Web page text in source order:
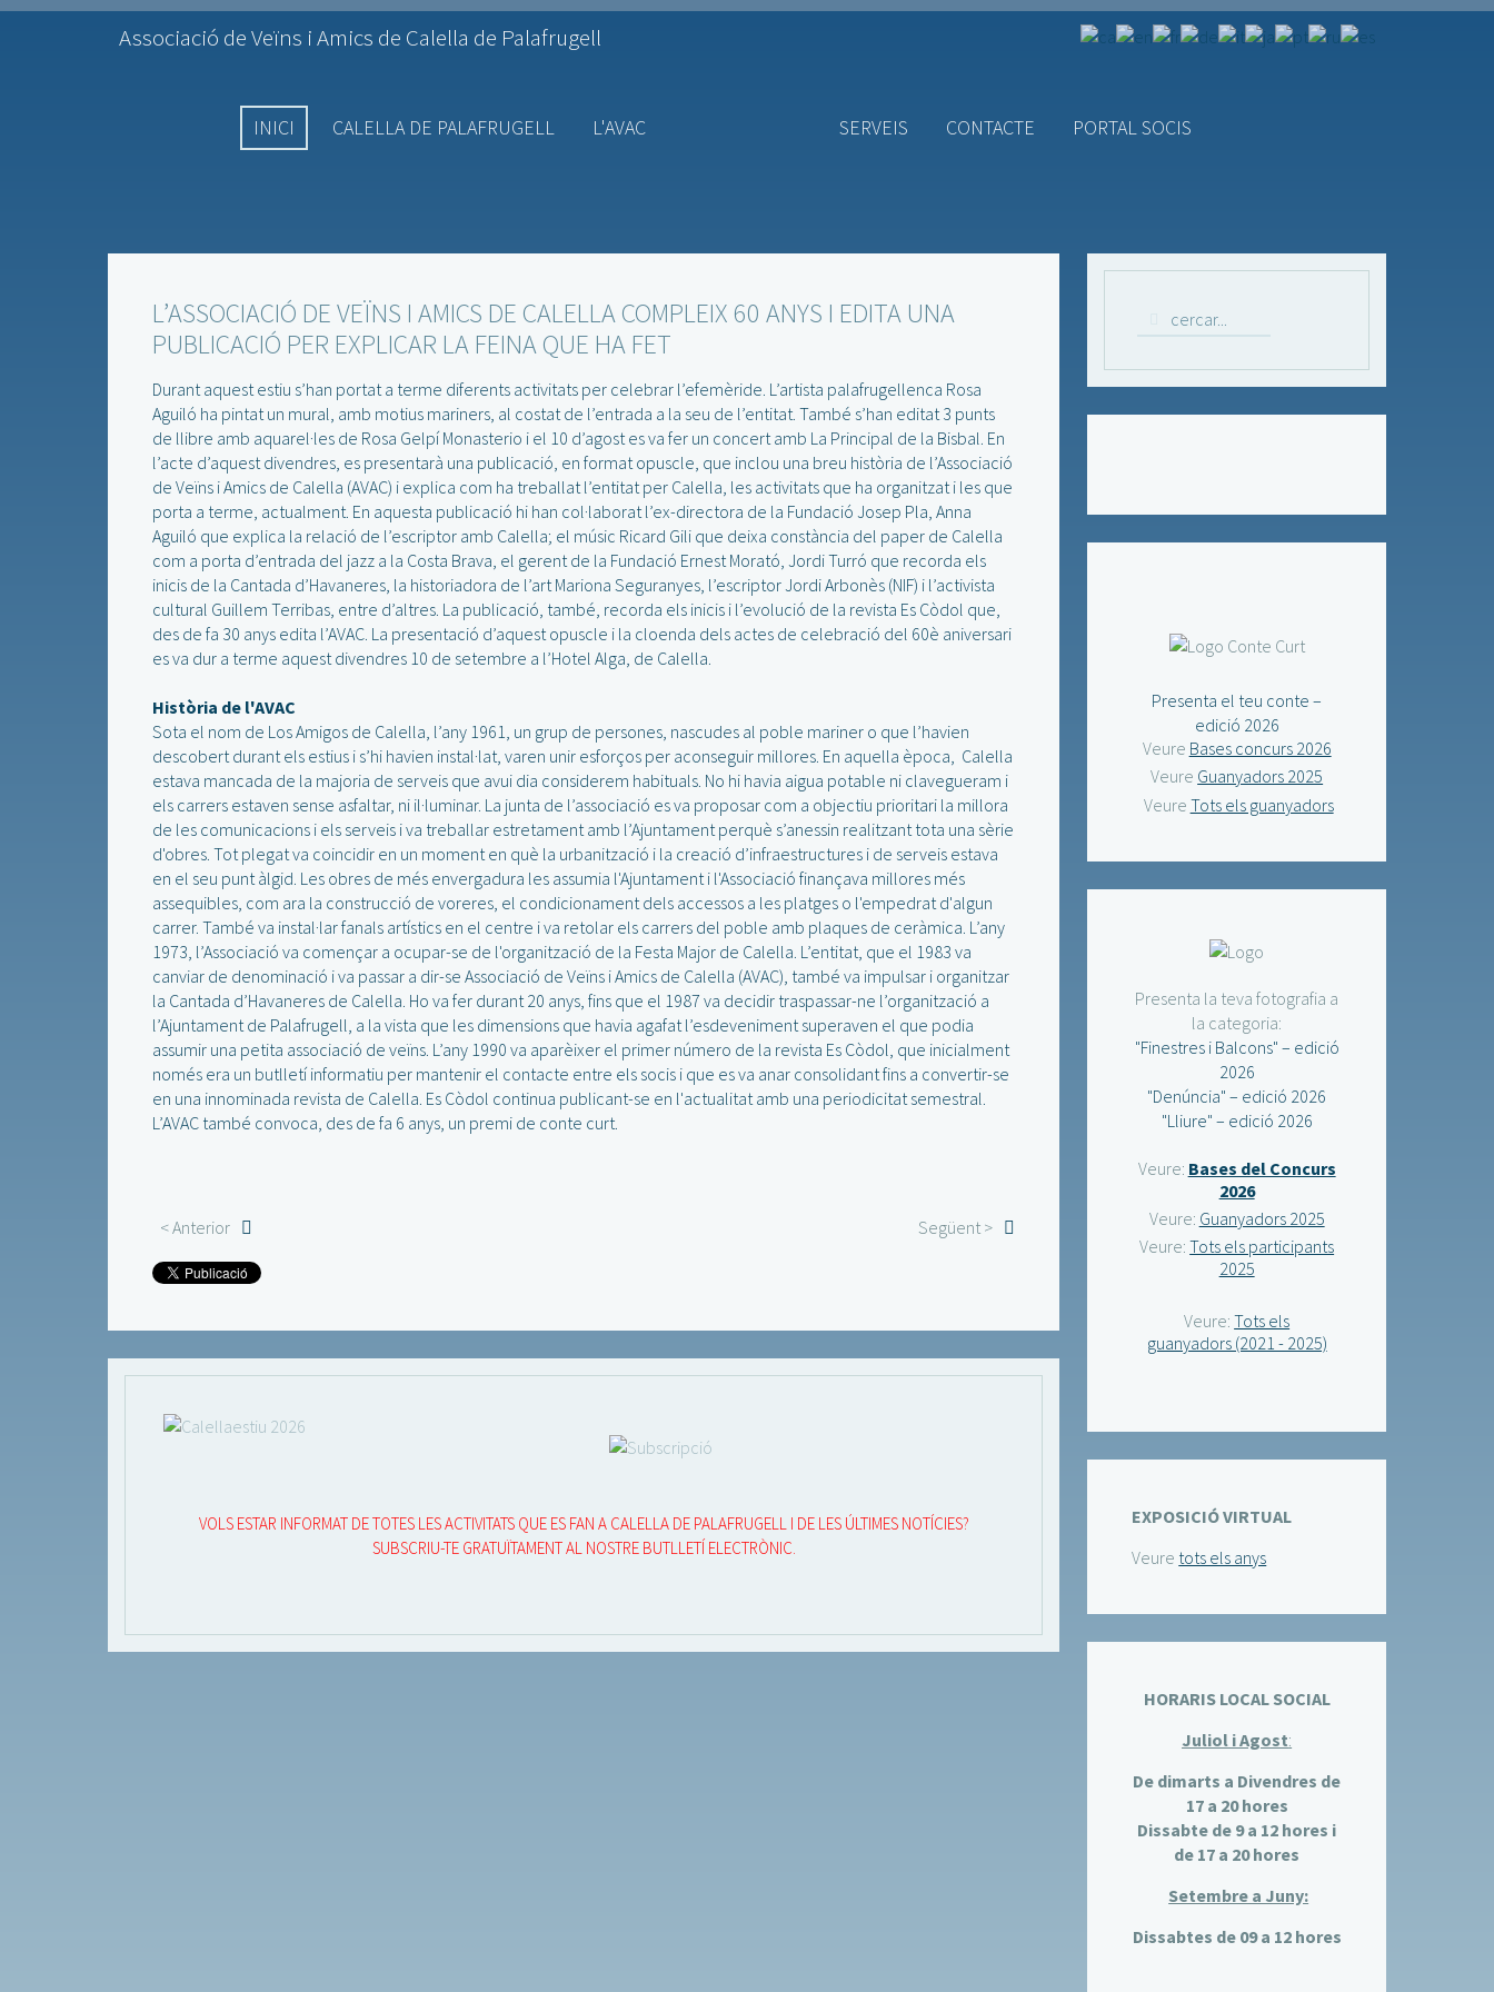
Associació de Veïns i Amics de Calella de Palafrugell
INICI CALELLA DE PALAFRUGELL L'AVAC SERVEIS CONTACTE PORTAL SOCIS
L’ASSOCIACIÓ DE VEÏNS I AMICS DE CALELLA COMPLEIX 60 ANYS I EDITA UNA
PUBLICACIÓ PER EXPLICAR LA FEINA QUE HA FET
Durant aquest estiu s’han portat a terme diferents activitats per celebrar l’efemèride. L’artista palafrugellenca Rosa
Aguiló ha pintat un mural, amb motius mariners, al costat de l’entrada a la seu de l’entitat. També s’han editat 3 punts
de llibre amb aquarel·les de Rosa Gelpí Monasterio i el 10 d’agost es va fer un concert amb La Principal de la Bisbal. En
l’acte d’aquest divendres, es presentarà una publicació, en format opuscle, que inclou una breu història de l’Associació
de Veïns i Amics de Calella (AVAC) i explica com ha treballat l’entitat per Calella, les activitats que ha organitzat i les que
porta a terme, actualment. En aquesta publicació hi han col·laborat l’ex-directora de la Fundació Josep Pla, Anna
Aguiló que explica la relació de l’escriptor amb Calella; el músic Ricard Gili que deixa constància del paper de Calella
com a porta d’entrada del jazz a la Costa Brava, el gerent de la Fundació Ernest Morató, Jordi Turró que recorda els
inicis de la Cantada d’Havaneres, la historiadora de l’art Mariona Seguranyes, l’escriptor Jordi Arbonès (NIF) i l’activista
cultural Guillem Terribas, entre d’altres. La publicació, també, recorda els inicis i l’evolució de la revista Es Còdol que,
des de fa 30 anys edita l’AVAC. La presentació d’aquest opuscle i la cloenda dels actes de celebració del 60è aniversari
es va dur a terme aquest divendres 10 de setembre a l’Hotel Alga, de Calella.
Història de l'AVAC
Sota el nom de Los Amigos de Calella, l’any 1961, un grup de persones, nascudes al poble mariner o que l’havien
descobert durant els estius i s’hi havien instal·lat, varen unir esforços per aconseguir millores. En aquella època, Calella
estava mancada de la majoria de serveis que avui dia considerem habituals. No hi havia aigua potable ni clavegueram i
els carrers estaven sense asfaltar, ni il·luminar. La junta de l’associació es va proposar com a objectiu prioritari la millora
de les comunicacions i els serveis i va treballar estretament amb l’Ajuntament perquè s’anessin realitzant tota una sèrie
d'obres. Tot plegat va coincidir en un moment en què la urbanització i la creació d’infraestructures i de serveis estava
en el seu punt àlgid. Les obres de més envergadura les assumia l'Ajuntament i l'Associació finançava millores més
assequibles, com ara la construcció de voreres, el condicionament dels accessos a les platges o l'empedrat d'algun
carrer. També va instal·lar fanals artístics en el centre i va retolar els carrers del poble amb plaques de ceràmica. L’any
1973, l’Associació va començar a ocupar-se de l'organització de la Festa Major de Calella. L’entitat, que el 1983 va
canviar de denominació i va passar a dir-se Associació de Veïns i Amics de Calella (AVAC), també va impulsar i organitzar
la Cantada d’Havaneres de Calella. Ho va fer durant 20 anys, fins que el 1987 va decidir traspassar-ne l’organització a
l’Ajuntament de Palafrugell, a la vista que les dimensions que havia agafat l’esdeveniment superaven el que podia
assumir una petita associació de veïns. L’any 1990 va aparèixer el primer número de la revista Es Còdol, que inicialment
només era un butlletí informatiu per mantenir el contacte entre els socis i que es va anar consolidant fins a convertir-se
en una innominada revista de Calella. Es Còdol continua publicant-se en l'actualitat amb una periodicitat semestral.
L’AVAC també convoca, des de fa 6 anys, un premi de conte curt.
< Anterior Següent >
VOLS ESTAR INFORMAT DE TOTES LES ACTIVITATS QUE ES FAN A CALELLA DE PALAFRUGELL I DE LES ÚLTIMES NOTÍCIES?
SUBSCRIU-TE GRATUÏTAMENT AL NOSTRE BUTLLETÍ ELECTRÒNIC.
Presenta el teu conte –
edició 2026
Veure Bases concurs 2026
Veure Guanyadors 2025
Veure Tots els guanyadors
Presenta la teva fotografia a
la categoria:
"Finestres i Balcons" – edició
2026
"Denúncia" – edició 2026
"Lliure" – edició 2026
Veure: Bases del Concurs
2026
Veure: Guanyadors 2025
Veure:Tots els participants
2025
Veure:Tots els
guanyadors (2021 - 2025)
EXPOSICIÓ VIRTUAL
Veure tots els anys
HORARIS LOCAL SOCIAL
Juliol i Agost:
De dimarts a Divendres de
17 a 20 hores
Dissabte de 9 a 12 hores i
de 17 a 20 hores
Setembre a Juny:
Dissabtes de 09 a 12 hores